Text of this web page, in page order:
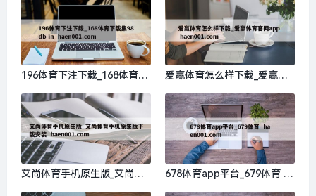
196体育下注下载_168体育下
载集98db in haen001.com
爱赢体育怎么样下载_爱赢体
育官网app haen001.com
艾尚体育手机原生版_艾尚体
育手机原生版下载安装 haen0
678体育app平台_679体育 ha
en001.com